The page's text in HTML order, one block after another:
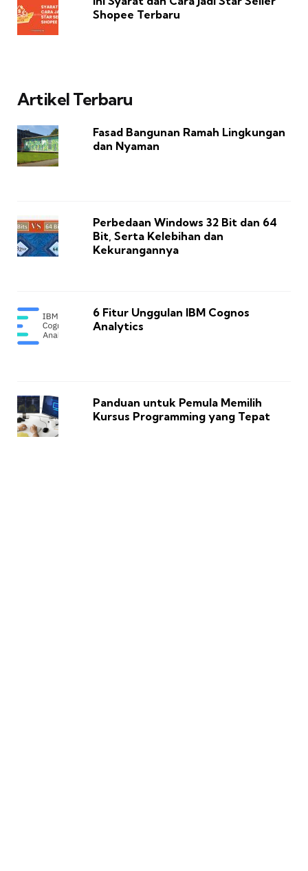
Shopee Terbaru
Artikel Terbaru
Fasad Bangunan Ramah Lingkungan
dan Nyaman
Perbedaan Windows 32 Bit dan 64
Bit, Serta Kelebihan dan
Kekurangannya
6 Fitur Unggulan IBM Cognos
Analytics
Panduan untuk Pemula Memilih
Kursus Programming yang Tepat